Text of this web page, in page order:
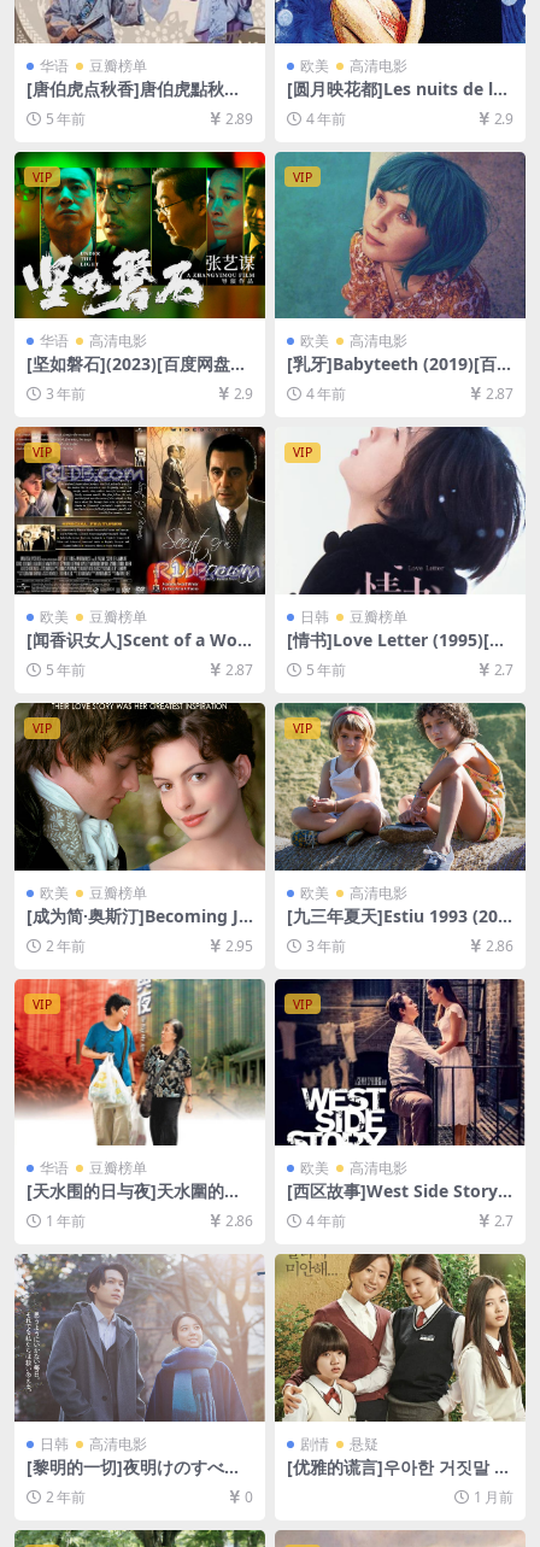
华语 豆瓣榜单
[唐伯虎点秋香]唐伯虎點秋香
(1993)[百度网盘+迅雷云盘资
源1080P超清未删减][MP4/6.
5 年前 2.89
欧美 高清电影
[圆月映花都]Les nuits de la
pleine lune (1984)[百度网盘
+迅雷云盘资源1080P超清未
4 年前 2.9
VIP
华语 高清电影
[坚如磐石](2023)[百度网盘
+夸克网盘1080P超清未删减
资源][网盘在线播放/下载][MP
4/8.9GB][中文字幕]
3 年前 2.9
VIP
欧美 高清电影
[乳牙]Babyteeth (2019)[百度
网盘+迅雷云盘资源1080P超
清未删减][MP4/7.3GB][中英
4 年前 2.87
VIP
欧美 豆瓣榜单
[闻香识女人]Scent of a Wo
man (1992)[百度网盘+夸克网
盘+迅雷云盘资源1080P超清
未删减][MP4/11GB][中英字
幕]
5 年前 2.87
VIP
日韩 豆瓣榜单
[情书]Love Letter (1995)[百
度网盘+迅雷云盘资源1080P
超清未删减][MP4/7.3GB][日
语中字]
5 年前 2.7
VIP
欧美 豆瓣榜单
[成为简·奥斯汀]Becoming Ja
ne (2007)[百度网盘+夸克网盘
1080P超清未删减资源][网盘
[中英字幕]
2 年前 2.95
VIP
欧美 高清电影
[九三年夏天]Estiu 1993 (201
7)[百度网盘+夸克网盘1080P
超清未删减资源][网盘在线播
幕]
3 年前 2.86
VIP
华语 豆瓣榜单
[天水围的日与夜]天水圍的日
與夜 (2008)[百度网盘+夸克网
盘1080P超清未删减资源][网
盘在线播放/下载][MP4/6.2G
B][中文字幕]
1 年前 2.86
VIP
欧美 高清电影
[西区故事]West Side Story
(2021)[百度网盘+迅雷云盘资
源1080P超清未删减][MP4/10
GB][中文字幕]
4 年前 2.7
日韩 高清电影
[黎明的一切]夜明けのすべて
(2024)[百度网盘+夸克网盘10
80P超清未删减资源][网盘在
线播放/下载][MP4/7.7GB][中
2 年前 0
剧情 悬疑
[优雅的谎言]우아한 거짓말 (2
014)[百度网盘+夸克网盘1080
P超清未删减资源][网盘在线播
放/下载][MP4/7.5GB][中文字
1 月前